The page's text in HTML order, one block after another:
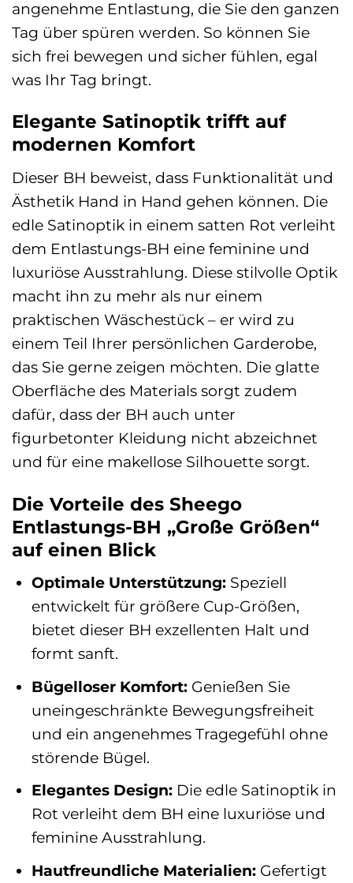
angenehme Entlastung, die Sie den ganzen
Tag über spüren werden. So können Sie
sich frei bewegen und sicher fühlen, egal
was Ihr Tag bringt.
Elegante Satinoptik trifft auf
modernen Komfort
Dieser BH beweist, dass Funktionalität und
Ästhetik Hand in Hand gehen können. Die
edle Satinoptik in einem satten Rot verleiht
dem Entlastungs-BH eine feminine und
luxuriöse Ausstrahlung. Diese stilvolle Optik
macht ihn zu mehr als nur einem
praktischen Wäschestück – er wird zu
einem Teil Ihrer persönlichen Garderobe,
das Sie gerne zeigen möchten. Die glatte
Oberfläche des Materials sorgt zudem
dafür, dass der BH auch unter
figurbetonter Kleidung nicht abzeichnet
und für eine makellose Silhouette sorgt.
Die Vorteile des Sheego
Entlastungs-BH „Große Größen“
auf einen Blick
Optimale Unterstützung:Speziell
entwickelt für größere Cup-Größen,
bietet dieser BH exzellenten Halt und
formt sanft.
Bügelloser Komfort:Genießen Sie
uneingeschränkte Bewegungsfreiheit
und ein angenehmes Tragegefühl ohne
störende Bügel.
Elegantes Design:Die edle Satinoptik in
Rot verleiht dem BH eine luxuriöse und
feminine Ausstrahlung.
Hautfreundliche Materialien:Gefertigt